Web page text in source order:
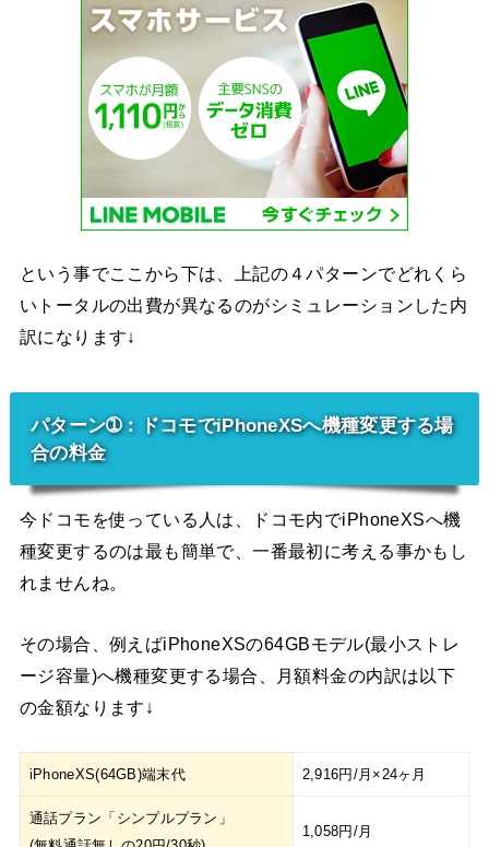
という事でここから下は、上記の４パターンでどれくら
いトータルの出費が異なるのがシミュレーションした内
訳になります↓
パターン➀：ドコモでiPhoneXSへ機種変更する場
合の料金
今ドコモを使っている人は、ドコモ内でiPhoneXSへ機
種変更するのは最も簡単で、一番最初に考える事かもし
れませんね。
その場合、例えばiPhoneXSの64GBモデル(最小ストレ
ージ容量)へ機種変更する場合、月額料金の内訳は以下
の金額なります↓
iPhoneXS(64GB)端末代 2,916円/月×24ヶ月
通話プラン「シンプルプラン」
1,058円/月